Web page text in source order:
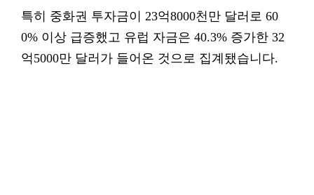
특히 중화권 투자금이 23억8000천만 달러로 60
0% 이상 급증했고 유럽 자금은 40.3% 증가한 32
억5000만 달러가 들어온 것으로 집계됐습니다.